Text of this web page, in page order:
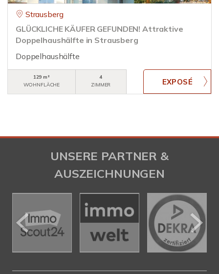
Strausberg
GLÜCKLICHE KÄUFER GEFUNDEN! Attraktive
Doppelhaushälfte in Strausberg
Doppelhaushälfte
129 m²
WOHNFLÄCHE
4
ZIMMER
UNSERE PARTNER &
AUSZEICHNUNGEN